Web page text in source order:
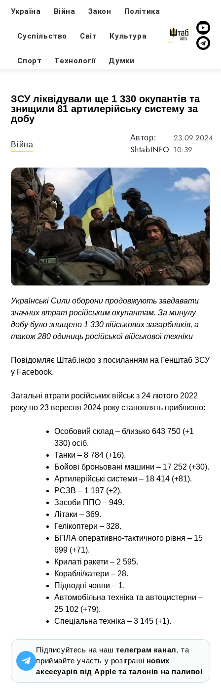
Україна Війна Закон Політика
Суспільство Світ Культура
Спорт Технології Думки
ЗСУ ліквідували ще 1 330 окупантів та
знищили 81 артилерійську систему за
добу
Війна
Автор:
ShtabINFO
23.09.2024
10:39
Українські Сили оборони продовжують завдавати
значних втрат російським окупантам. За минулу
добу було знищено 1 330 військових загарбників, а
також 280 одиниць російської військової техніки
Повідомляє Штаб.інфо з посиланням на Генштаб ЗСУ
у Facebook.
Загальні втрати російських військ з 24 лютого 2022
року по 23 вересня 2024 року становлять приблизно:
Особовий склад – близько 643 750 (+1
330) осіб.
Танки – 8 784 (+16).
Бойові броньовані машини – 17 252 (+30).
Артилерійські системи – 18 414 (+81).
РСЗВ – 1 197 (+2).
Засоби ППО – 949.
Літаки – 369.
Гелікоптери – 328.
БПЛА оперативно-тактичного рівня – 15
699 (+71).
Крилаті ракети – 2 595.
Кораблі/катери – 28.
Підводні човни – 1.
Автомобільна техніка та автоцистерни –
25 102 (+79).
Спеціальна техніка – 3 145 (+1).
Підписуйтесь на наштелеграм канал, та
приймайте участь у розіграші нових
аксесуарів від Apple та талонів на паливо!